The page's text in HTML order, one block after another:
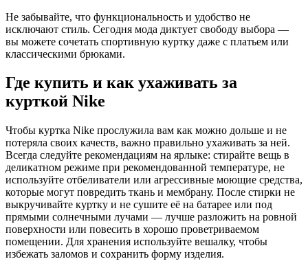
Не забывайте, что функциональность и удобство не
исключают стиль. Сегодня мода диктует свободу выбора —
вы можете сочетать спортивную куртку даже с платьем или
классическими брюками.
Где купить и как ухаживать за
курткой Nike
Чтобы куртка Nike прослужила вам как можно дольше и не
потеряла своих качеств, важно правильно ухаживать за ней.
Всегда следуйте рекомендациям на ярлыке: стирайте вещь в
деликатном режиме при рекомендованной температуре, не
используйте отбеливатели или агрессивные моющие средства,
которые могут повредить ткань и мембрану. После стирки не
выкручивайте куртку и не сушите её на батарее или под
прямыми солнечными лучами — лучше разложить на ровной
поверхности или повесить в хорошо проветриваемом
помещении. Для хранения используйте вешалку, чтобы
избежать заломов и сохранить форму изделия.